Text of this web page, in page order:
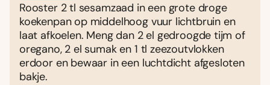
Rooster 2 tl sesamzaad in een grote droge
koekenpan op middelhoog vuur lichtbruin en
laat afkoelen. Meng dan 2 el gedroogde tijm of
oregano, 2 el sumak en 1 tl zeezoutvlokken
erdoor en bewaar in een luchtdicht afgesloten
bakje.